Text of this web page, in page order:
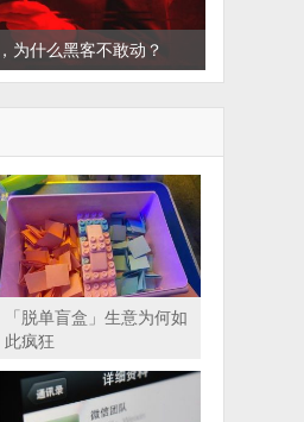
为什么黑客不敢动？
「脱单盲盒」生意为何如
此疯狂​